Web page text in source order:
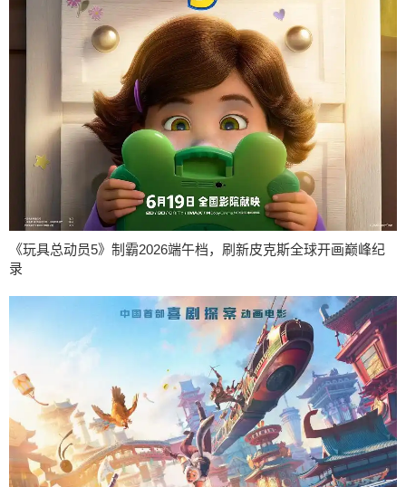
《玩具总动员5》制霸2026端午档，刷新皮克斯全球开画巅峰纪
录